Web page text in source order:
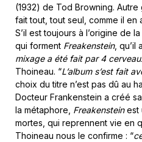
(1932) de Tod Browning.
fait tout, tout seul, comme il en
S’il est toujours à l’origine de
qui forment Freakenstein, qu’il
mixage a été fait par 4
Thoineau. “L’album s’est fait
choix du titre n’est pas dû au
Docteur Frankenstein a créé
la métaphore, Freakensteinest
mortes, qui reprennent vie en
Thoineau nous le confirme : “